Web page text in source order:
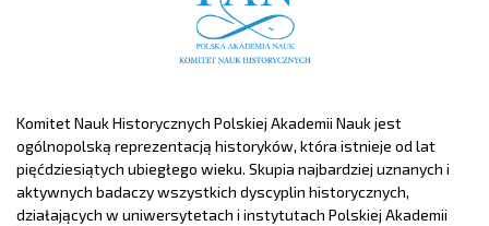
Komitet Nauk Historycznych Polskiej Akademii Nauk jest
ogólnopolską reprezentacją historyków, która istnieje od lat
pięćdziesiątych ubiegłego wieku. Skupia najbardziej uznanych i
aktywnych badaczy wszystkich dyscyplin historycznych,
działających w uniwersytetach i instytutach Polskiej Akademii